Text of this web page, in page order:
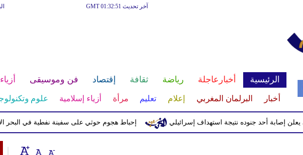
آخر تحديث GMT 01:32:51
الرئيسية أخبارعاجلة رياضة ثقافة إقتصاد فن وموسيقى أزياء
أخبار البرلمان المغربي إعلام تعليم مرأة أزياء إسلامية علوم
إحباط هجوم حوثي على سفينة نفطية في البحر الأحمر أحد جنوده نتيجة استهداف إسرائيلي